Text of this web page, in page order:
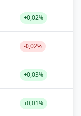
+0,02%
-0,02%
+0,03%
+0,01%